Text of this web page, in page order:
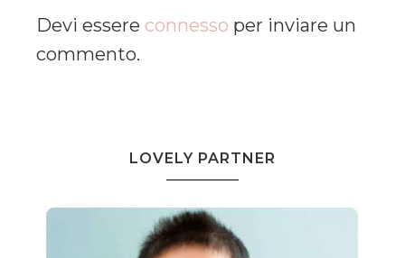
Devi essere connesso per inviare un
commento.
LOVELY PARTNER